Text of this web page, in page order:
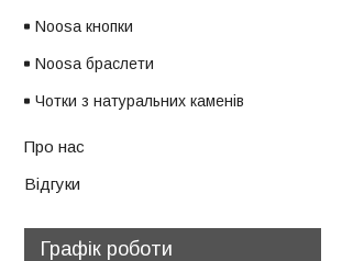
Noosa кнопки
Noosa браслети
Чотки з натуральних каменів
Про нас
Відгуки
Графік роботи